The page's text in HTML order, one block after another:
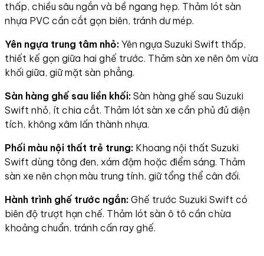
thấp, chiều sâu ngắn và bề ngang hẹp. Thảm lót sàn
nhựa PVC cần cắt gọn biên, tránh dư mép.
Yên ngựa trung tâm nhỏ: Yên ngựa Suzuki Swift thấp,
thiết kế gọn giữa hai ghế trước. Thảm sàn xe nên ôm vừa
khối giữa, giữ mặt sàn phẳng.
Sàn hàng ghế sau liền khối: Sàn hàng ghế sau Suzuki
Swift nhỏ, ít chia cắt. Thảm lót sàn xe cần phủ đủ diện
tích, không xâm lấn thành nhựa.
Phối màu nội thất trẻ trung: Khoang nội thất Suzuki
Swift dùng tông đen, xám đậm hoặc điểm sáng. Thảm
sàn xe nên chọn màu trung tính, giữ tổng thể cân đối.
Hành trình ghế trước ngắn: Ghế trước Suzuki Swift có
biên độ trượt hạn chế. Thảm lót sàn ô tô cần chừa
khoảng chuẩn, tránh cấn ray ghế.